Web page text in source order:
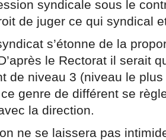
syndicale sous le
de juger ce qui syndical
s’étonne de la
le Rectorat il serait
de niveau 3 (niveau le
genre de différent se
la direction.
ne se laissera pas